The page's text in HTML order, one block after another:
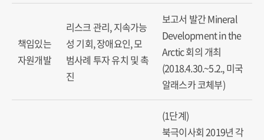
책임있는
자원개발
리스크 관리, 지속가능
성 기회, 장애요인, 모
범사례 투자 유치 및 촉
진
보고서 발간 Mineral
Development in the
Arctic 회의 개최
(2018.4.30.~5.2., 미국
알래스카 코체부)
(1단계)
북극이사회 2019년 각